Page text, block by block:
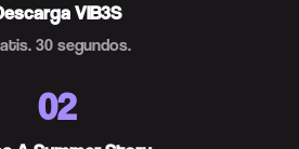
VIB3S
30 segundos.
02